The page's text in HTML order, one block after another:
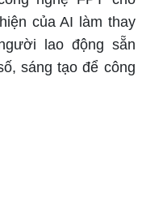
của AI làm thay
lao động sẵn
sáng tạo để công